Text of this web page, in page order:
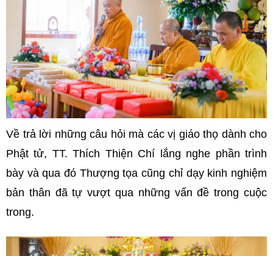
Về trả lời những câu hỏi mà các vị giáo thọ dành cho
Phật tử, TT. Thích Thiện Chí lắng nghe phần trình
bày và qua đó Thượng tọa cũng chỉ dạy kinh nghiệm
bản thân đã tự vượt qua những vấn đề trong cuộc
trong.